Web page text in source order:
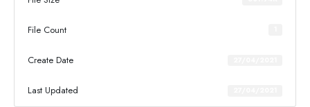
File Count
Create Date
Last Updated